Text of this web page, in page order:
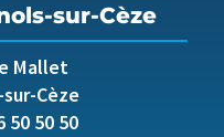
sur-Cèze
Mallet
Cèze
50 50 50